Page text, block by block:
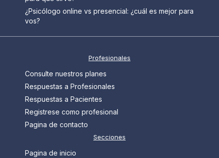
¿Psicólogo online vs presencial: ¿cuál es mejor para
vos?
Profesionales
Consulte nuestros planes
Respuestas a Profesionales
Respuestas a Pacientes
Registrese como profesional
Pagina de contacto
Secciones
Pagina de inicio